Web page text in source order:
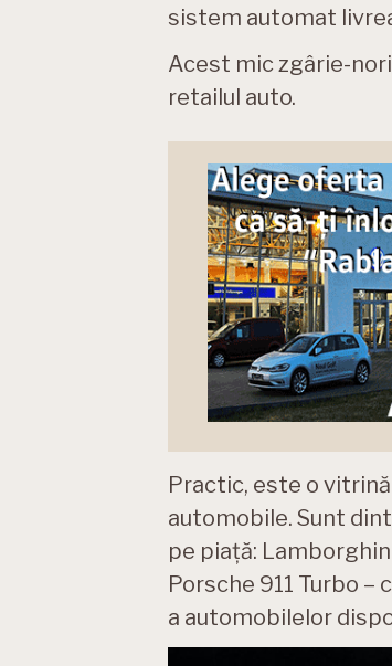
sistem automat
Acest mic zgârie-
retailul auto.
Practic, este o
automobile. Sunt
pe piață:
Porsche 911 Turbo –
a automobilelor